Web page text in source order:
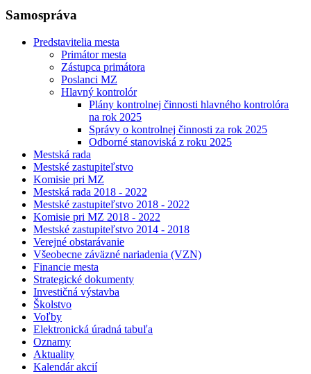
Samospráva
Predstavitelia mesta
Primátor mesta
Zástupca primátora
Poslanci MZ
Hlavný kontrolór
Plány kontrolnej činnosti hlavného kontrolóra
na rok 2025
Správy o kontrolnej činnosti za rok 2025
Odborné stanoviská z roku 2025
Mestská rada
Mestské zastupiteľstvo
Komisie pri MZ
Mestská rada 2018 - 2022
Mestské zastupiteľstvo 2018 - 2022
Komisie pri MZ 2018 - 2022
Mestské zastupiteľstvo 2014 - 2018
Verejné obstarávanie
Všeobecne záväzné nariadenia (VZN)
Financie mesta
Strategické dokumenty
Investičná výstavba
Školstvo
Voľby
Elektronická úradná tabuľa
Oznamy
Aktuality
Kalendár akcií